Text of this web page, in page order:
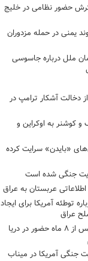
حضور نظامی در خلیج
۴ شهروند یمنی در حمله مزدوران
ملل درباره جاسوسی
دخالت آشکار ترامپ در
کوشنر به اوکراین و
«بایدن» سرایت کرده
جنگی شده است
عربستان به عراق
توطئه آمریکا برای ایجاد
عراق
خدمه ناو لینکلن: پس از ۸ ماه حضور در دریا
جنگی آمریکا در میناب